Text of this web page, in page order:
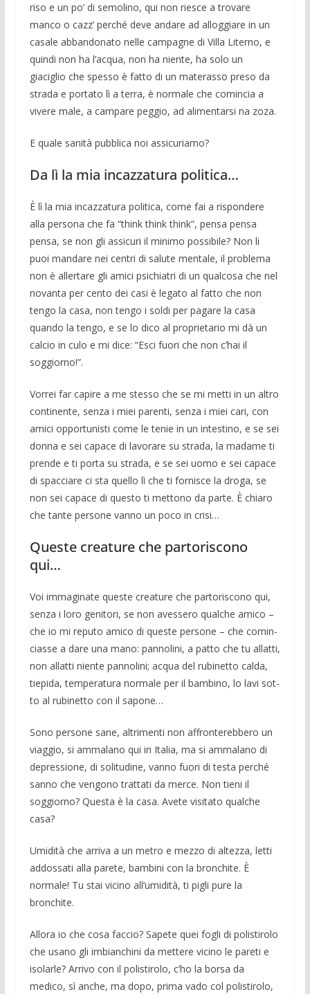
riso e un po’ di semolino, qui non riesce a trovare
manco o cazz’ perché deve andare ad alloggiare in un
casale abbandonato nelle campagne di Villa Literno, e
quindi non ha l’acqua, non ha niente, ha solo un
giaciglio che spesso è fatto di un materasso preso da
strada e portato lì a terra, è normale che comincia a
vivere male, a campare peg­gio, ad alimentarsi na zoza.
E quale sanità pubblica noi assicuria­mo?
Da lì la mia incazzatura politica…
È lì la mia incazzatura politica, come fai a rispondere
alla persona che fa “think think think”, pensa pensa
pensa, se non gli assicuri il minimo possibile? Non li
puoi mandare nei centri di salute mentale, il problema
non è allertare gli amici psi­chiatri di un qualcosa che nel
novanta per cento dei casi è legato al fatto che non
tengo la casa, non tengo i soldi per pagare la casa
quando la tengo, e se lo dico al proprietario mi dà un
calcio in culo e mi dice: “Esci fuori che non c’hai il
soggior­no!”.
Vorrei far capire a me stesso che se mi metti in un altro
continente, senza i miei parenti, senza i miei cari, con
amici op­portunisti come le tenie in un intestino, e se sei
donna e sei capace di lavorare su strada, la madame ti
prende e ti porta su strada, e se sei uomo e sei capace
di spac­ciare ci sta quello lì che ti fornisce la dro­ga, se
non sei capace di questo ti mettono da parte. È chiaro
che tante persone vanno un poco in crisi…
Queste creature che partoriscono
qui…
Voi immaginate queste creature che par­toriscono qui,
senza i loro genitori, se non avessero qualche amico –
che io mi repu­to amico di queste persone – che comin­
ciasse a dare una mano: pannolini, a patto che tu allatti,
non allatti niente pannolini; acqua del rubinetto calda,
tiepida, tempe­ratura normale per il bambino, lo lavi sot­
to al rubinetto con il sapone…
Sono persone sane, altrimenti non af­fronterebbero un
viaggio, si ammalano qui in Italia, ma si ammalano di
depres­sione, di solitudine, vanno fuori di testa perché
sanno che vengono trattati da mer­ce. Non tieni il
soggiorno? Questa è la casa. Avete visitato qualche
casa?
Umidità che arriva a un metro e mezzo di altezza, letti
addossati alla parete, bam­bini con la bronchite. È
normale! Tu stai vicino all’umidità, ti pigli pure la
bronchi­te.
Allora io che cosa faccio? Sapete quei fogli di polistirolo
che usano gli imbian­chini da mettere vicino le pareti e
isolarle? Arrivo con il polistirolo, c’ho la borsa da
medico, sì anche, ma dopo, pri­ma vado col polistirolo,